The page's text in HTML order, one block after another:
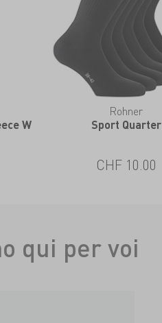
W
Rohner
Sport Quarter
CHF 10.00
qui per voi